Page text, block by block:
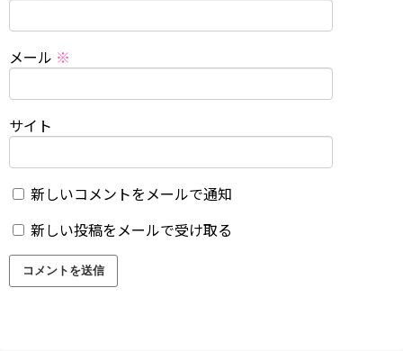
メール ※
サイト
新しいコメントをメールで通知
新しい投稿をメールで受け取る